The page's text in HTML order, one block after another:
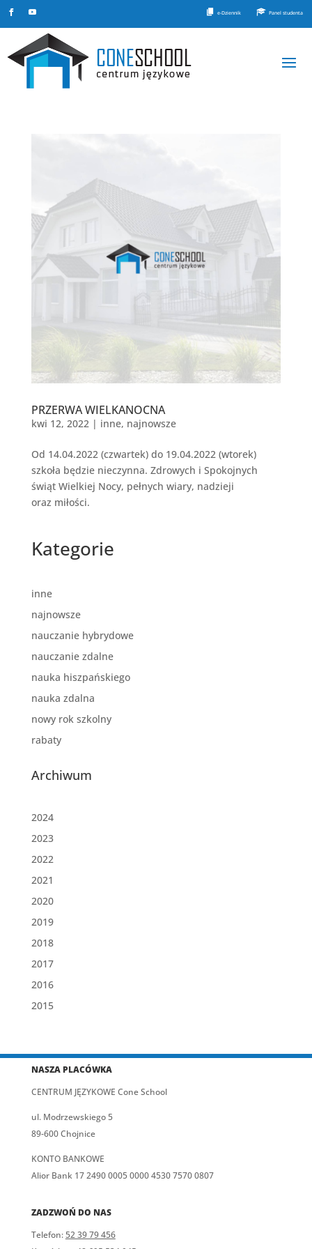
e-Dziennik Panel studenta
PRZERWA WIELKANOCNA
kwi 12, 2022| inne, najnowsze
Od 14.04.2022 (czwartek) do 19.04.2022 (wtorek)
szkoła będzie nieczynna. Zdrowych i Spokojnych
świąt Wielkiej Nocy, pełnych wiary, nadzieji
oraz miłości.
Kategorie
inne
najnowsze
nauczanie hybrydowe
nauczanie zdalne
nauka hiszpańskiego
nauka zdalna
nowy rok szkolny
rabaty
Archiwum
2024
2023
2022
2021
2020
2019
2018
2017
2016
2015
NASZA PLACÓWKA
CENTRUM JĘZYKOWE Cone School
ul. Modrzewskiego 5
89-600 Chojnice
KONTO BANKOWE
Alior Bank 17 2490 0005 0000 4530 7570 0807
ZADZWOŃ DO NAS
Telefon:52 39 79 456